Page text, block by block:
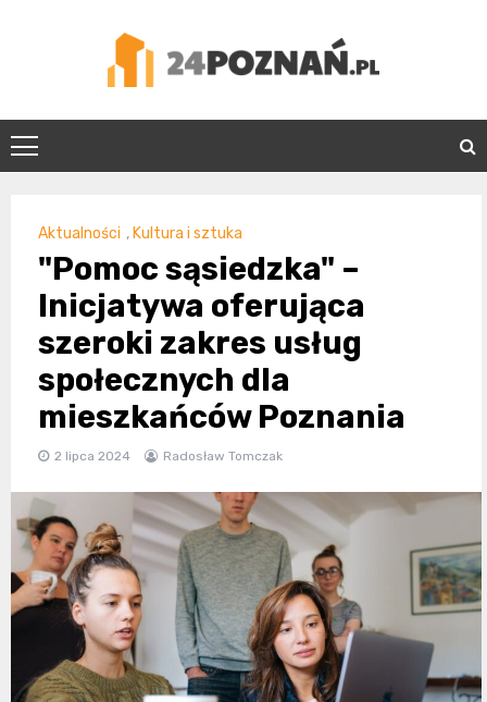
24Poznań.pl
Aktualności , Kultura i sztuka
"Pomoc sąsiedzka" –
Inicjatywa oferująca
szeroki zakres usług
społecznych dla
mieszkańców Poznania
2 lipca 2024 Radosław Tomczak